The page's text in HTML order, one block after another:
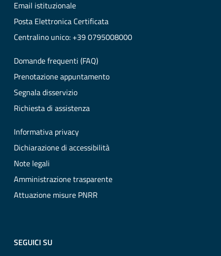
Email istituzionale
Posta Elettronica Certificata
Centralino unico: +39 0795008000
Domande frequenti (FAQ)
Prenotazione appuntamento
Segnala disservizio
Richiesta di assistenza
Informativa privacy
Dichiarazione di accessibilità
Note legali
Amministrazione trasparente
Attuazione misure PNRR
SEGUICI SU